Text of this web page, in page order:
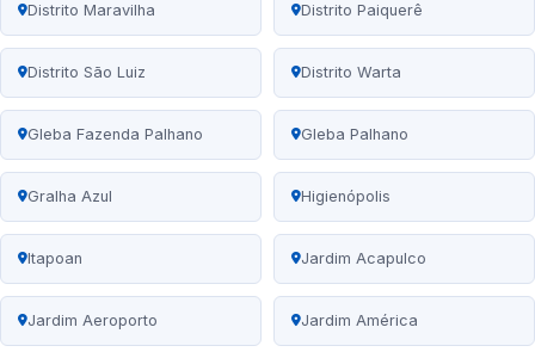
Distrito Maravilha Distrito Paiquerê
Distrito São Luiz Distrito Warta
Gleba Fazenda Palhano Gleba Palhano
Gralha Azul Higienópolis
Itapoan Jardim Acapulco
Jardim Aeroporto Jardim América